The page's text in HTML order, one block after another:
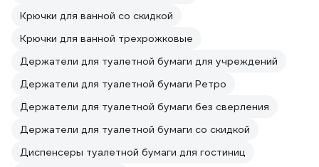
Крючки для ванной со скидкой
Крючки для ванной трехрожковые
Держатели для туалетной бумаги для учреждений
Держатели для туалетной бумаги Ретро
Держатели для туалетной бумаги без сверления
Держатели для туалетной бумаги со скидкой
Диспенсеры туалетной бумаги для гостиниц